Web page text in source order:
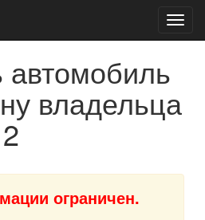
автомобиль
владельца
ограничен.